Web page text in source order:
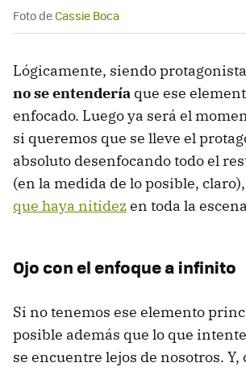
Foto deCassie Boca
Lógicamente, siendo
no se entendería que ese
enfocado. Luego ya será el
si queremos que se lleve el
absoluto desenfocando todo el
(en la medida de lo posible,
que haya nitidezen toda la
Ojo con el enfoque a infinito
Si no tenemos ese elemento
posible además que lo que
se encuentre lejos de nosotros. Y,